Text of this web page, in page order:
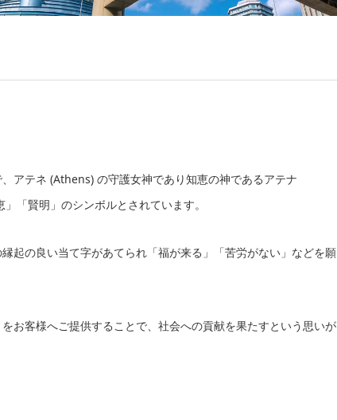
アテネ (Athens) の守護女神であり知恵の神であるアテナ
「賢明」のシンボルとされています。
起の良い当て字があてられ「福が来る」「苦労がない」などを願
お客様へご提供することで、社会への貢献を果たすという思いが